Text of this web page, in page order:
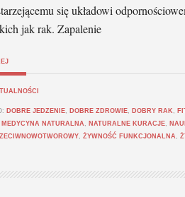
się układowi
jak rak. Zapalenie
DOBRE JEDZENIE, DOBRE ZDROWIE, DOBRY RAK ,
MEDYCYNA NATURALNA , NATURALNE KURACJE,
, ŻYWNOŚĆ FUNKCJONALNA ,